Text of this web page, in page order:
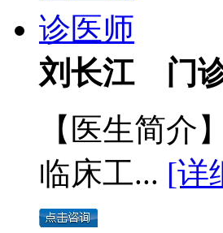
刘长江 门
【医生简介
临床工... [详